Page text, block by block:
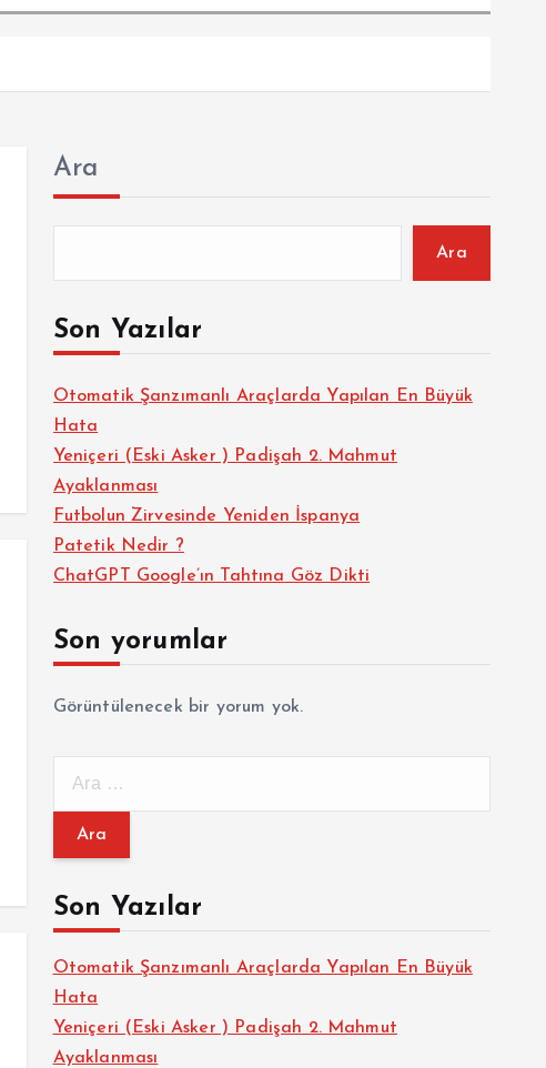
Ara
Ara
Son Yazılar
Otomatik Şanzımanlı Araçlarda Yapılan En Büyük
Hata
Yeniçeri (Eski Asker ) Padişah 2. Mahmut
Ayaklanması
Futbolun Zirvesinde Yeniden İspanya
Patetik Nedir ?
ChatGPT Google’ın Tahtına Göz Dikti
Son yorumlar
Görüntülenecek bir yorum yok.
m
:Son Yazılar
Otomatik Şanzımanlı Araçlarda Yapılan En Büyük
Hata
Yeniçeri (Eski Asker ) Padişah 2. Mahmut
Ayaklanması